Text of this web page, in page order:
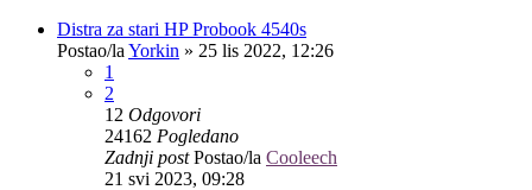
Distra za stari HP Probook 4540s
Postao/la Yorkin » 25 lis 2022, 12:26
1
2
12 Odgovori
24162 Pogledano
Zadnji postPostao/la Cooleech
21 svi 2023, 09:28